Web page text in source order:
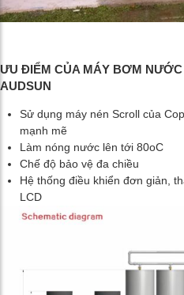
ƯU ĐIỂM CỦA MÁY BƠM
AUDSUN
Sử dụng máy nén Scroll của
mạnh mẽ
Làm nóng nước lên tới 80oC
Chế độ bảo vệ đa chiều
Hệ thống điều khiển đơn giản,
LCD